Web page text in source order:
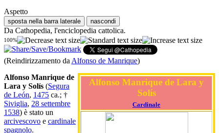
Aspetto
sposta nella barra laterale nascondi
Da Cathopedia, l'enciclopedia cattolica.
100%
(Reindirizzamento da Alfonso de Manrique)
Alfonso Manrique de Lara y
Solís
Cardinale
Alfonso Manrique de
Lara y Solís (Segura
de León, 1475 ca.; †
Siviglia, 28 settembre
1538) è stato un
arcivescovo e cardinale
spagnolo.